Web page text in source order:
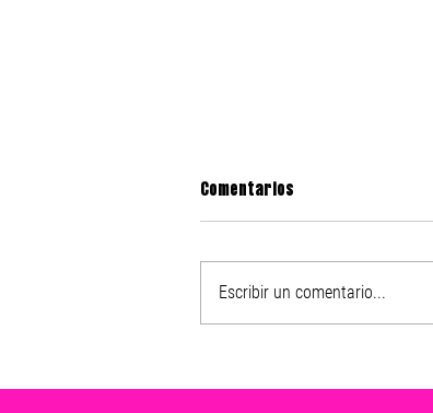
Tour 2025
Comentarios
Escribir un comentario...